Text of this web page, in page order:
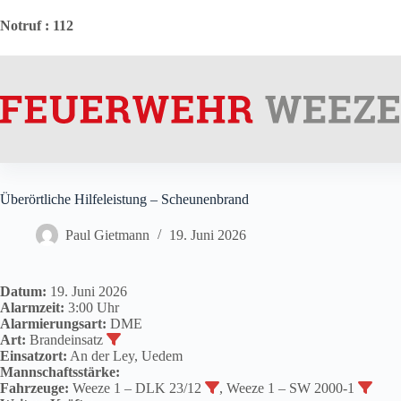
Inhalt
Notruf: 112
Überörtliche Hilfeleistung – Scheunenbrand
Paul Gietmann 19. Juni 2026
Datum: 19. Juni 2026
Alarmzeit: 3:00 Uhr
Alarmierungsart: DME
Art: Brandeinsatz
Einsatzort: An der Ley, Uedem
Mannschaftsstärke:
Fahrzeuge: Weeze 1 – DLK 23/12
, Weeze 1 – SW 2000-1